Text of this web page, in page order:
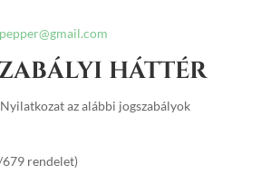
háttér
az alábbi jogszabályok
679 rendelet)